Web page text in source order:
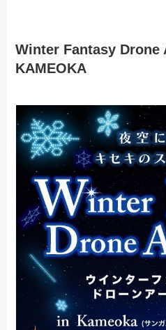
Winter Fantasy Drone
KAMEOKA